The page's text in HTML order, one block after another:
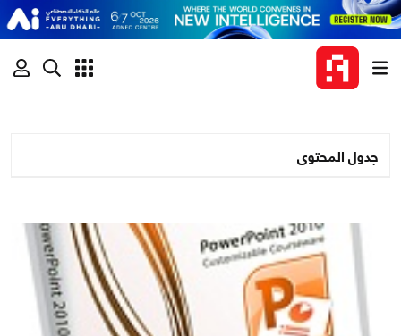
جدول المحتوى